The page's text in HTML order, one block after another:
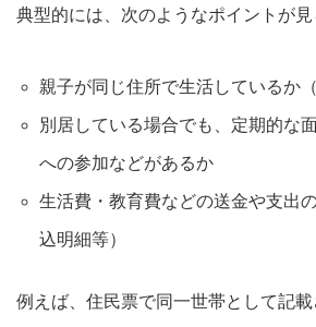
典型的には、次のようなポイントが見
親子が同じ住所で生活しているか
別居している場合でも、定期的な
への参加などがあるか
生活費・教育費などの送金や支出
込明細等）
例えば、住民票で同一世帯として記